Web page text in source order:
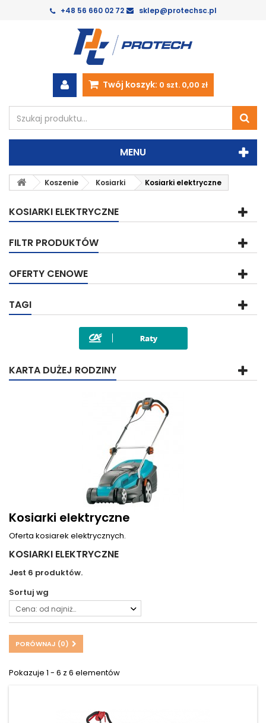
+48 56 660 02 72 sklep@protechsc.pl
Twój koszyk: 0 szt. 0,00 zł
MENU
Koszenie Kosiarki Kosiarki elektryczne
KOSIARKI ELEKTRYCZNE
FILTR PRODUKTÓW
OFERTY CENOWE
TAGI
KARTA DUŻEJ RODZINY
Kosiarki elektryczne
Oferta kosiarek elektrycznych.
KOSIARKI ELEKTRYCZNE
Jest 6 produktów.
Sortuj wg
Cena: od najniższej
PORÓWNAJ (0)
Pokazuje 1 - 6 z 6 elementów